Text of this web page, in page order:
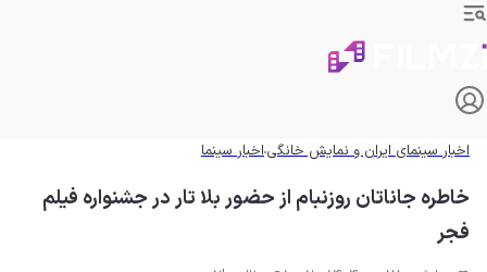
اخبار سینمای ایران و نمایش خانگیاخبار سینما
خاطره جاناتان روزنبام از حضور بلا تار در جشنواره فیلم
فجر